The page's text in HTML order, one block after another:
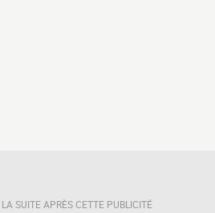
LA SUITE APRÈS CETTE PUBLICITÉ